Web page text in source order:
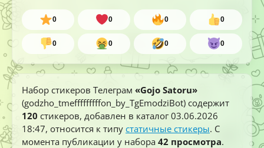
0 0 0 0
0 0 0 0
Набор стикеров Телеграм «Gojo Satoru»
(godzho_tmefffffffffon_by_TgEmodziBot) содержит
120 стикеров, добавлен в каталог03.06.2026
18:47, относится к типу статичные стикеры. С
момента публикации у набора 42 просмотра.